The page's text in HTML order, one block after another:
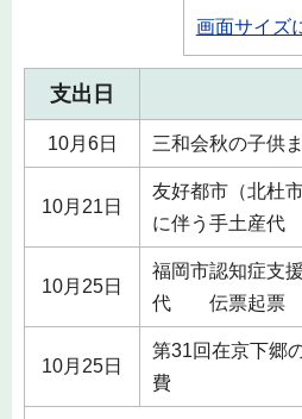
画面サイズ
支出日
10月6日 三和会秋の子供
10月21日
友好都市（北杜
に伴う手土産
10月25日
福岡市認知症支
代 伝票起票
10月25日
第31回在京下郷
費